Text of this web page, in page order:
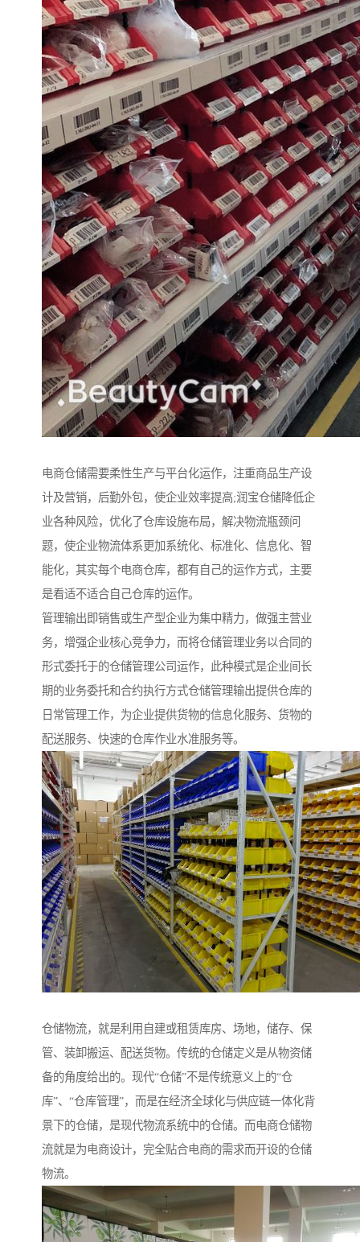
电商仓储需要柔性生产与平台化运作，注重商品生产设
计及营销，后勤外包，使企业效率提高;润宝仓储降低企
业各种风险，优化了仓库设施布局，解决物流瓶颈问
题，使企业物流体系更加系统化、标准化、信息化、智
能化，其实每个电商仓库，都有自己的运作方式，主要
是看适不适合自己仓库的运作。
管理输出即销售或生产型企业为集中精力，做强主营业
务，增强企业核心竞争力，而将仓储管理业务以合同的
形式委托于的仓储管理公司运作，此种模式是企业间长
期的业务委托和合约执行方式仓储管理输出提供仓库的
日常管理工作，为企业提供货物的信息化服务、货物的
配送服务、快速的仓库作业水准服务等。
仓储物流，就是利用自建或租赁库房、场地，储存、保
管、装卸搬运、配送货物。传统的仓储定义是从物资储
备的角度给出的。现代“仓储”不是传统意义上的“仓
库”、“仓库管理”，而是在经济全球化与供应链一体化背
景下的仓储，是现代物流系统中的仓储。而电商仓储物
流就是为电商设计，完全贴合电商的需求而开设的仓储
物流。